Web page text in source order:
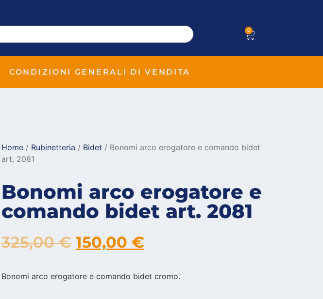
0
CONDIZIONI GENERALI DI VENDITA
Home / Rubinetteria / Bidet / Bonomi arco erogatore e comando bidet
art. 2081
Bonomi arco erogatore e
comando bidet art. 2081
325,00€ 150,00 €
Bonomi arco erogatore e comando bidet cromo.